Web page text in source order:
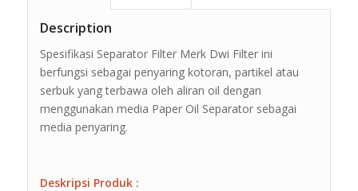
Description
Spesifikasi Separator Filter Merk Dwi Filter ini
berfungsi sebagai penyaring kotoran, partikel atau
serbuk yang terbawa oleh aliran oil dengan
menggunakan media Paper Oil Separator sebagai
media penyaring.
Deskripsi Produk :